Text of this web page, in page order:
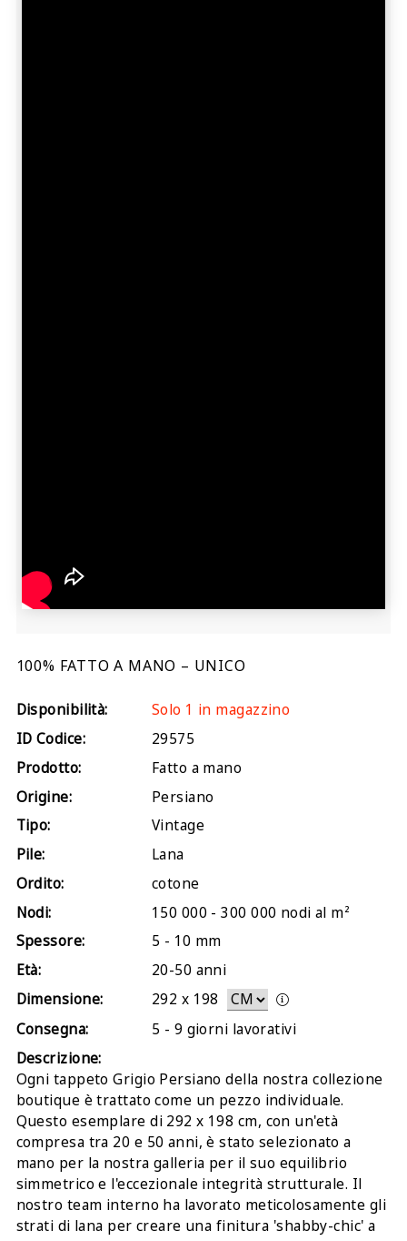
100% FATTO A MANO – UNICO
Disponibilità:
Solo 1 in magazzino
ID Codice:
29575
Prodotto:
Fatto a mano
Origine:
Persiano
Tipo:
Vintage
Pile:
Lana
Ordito:
cotone
Nodi:
150 000 - 300 000 nodi al m²
Spessore:
5 - 10 mm
Età:
20-50 anni
Dimensione:
292 x 198
Consegna:
5 - 9 giorni lavorativi
Descrizione:
Ogni tappeto Grigio Persiano della nostra collezione
boutique è trattato come un pezzo individuale.
Questo esemplare di 292 x 198 cm, con un'età
compresa tra 20 e 50 anni, è stato selezionato a
mano per la nostra galleria per il suo equilibrio
simmetrico e l'eccezionale integrità strutturale. Il
nostro team interno ha lavorato meticolosamente gli
strati di lana per creare una finitura 'shabby-chic' a